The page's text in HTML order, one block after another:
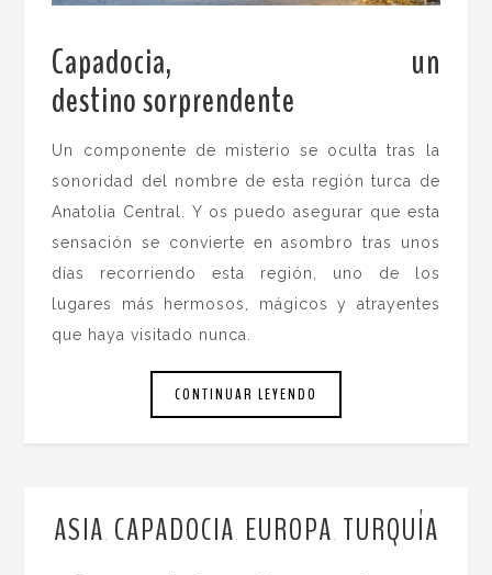
Capadocia, un
destino sorprendente
Un componente de misterio se oculta tras la
sonoridad del nombre de esta región turca de
Anatolia Central. Y os puedo asegurar que esta
sensación se convierte en asombro tras unos
días recorriendo esta región, uno de los
lugares más hermosos, mágicos y atrayentes
que haya visitado nunca.
CONTINUAR LEYENDO
ASIA, CAPADOCIA, EUROPA, TURQUÍA